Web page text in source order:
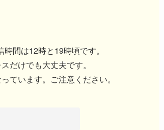
間は12時と19時頃です。
だけでも大丈夫です。
ています。ご注意ください。